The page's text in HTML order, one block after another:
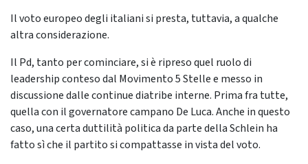
Il voto europeo degli italiani si presta, tuttavia, a qualche
altra considerazione.
Il Pd, tanto per cominciare, si è ripreso quel ruolo di
leadership conteso dal Movimento 5 Stelle e messo in
discussione dalle continue diatribe interne. Prima fra tutte,
quella con il governatore campano De Luca. Anche in questo
caso, una certa duttilità politica da parte della Schlein ha
fatto sì che il partito si compattasse in vista del voto.